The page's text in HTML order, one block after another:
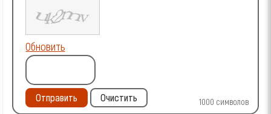
1000 символов
Обновить
Отправить Очистить